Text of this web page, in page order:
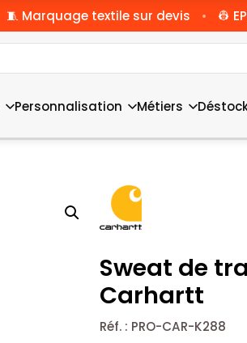
🧵 Marquage textile sur devis • 👷
Personnalisation Métiers
Sweat de
Carhartt
Réf. : PRO-CAR-K288